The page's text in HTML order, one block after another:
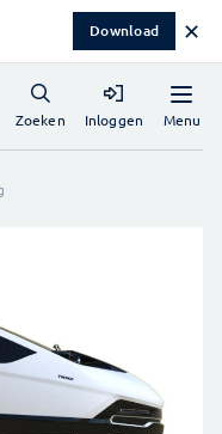
Download ✕
Menu
Zoeken Inloggen